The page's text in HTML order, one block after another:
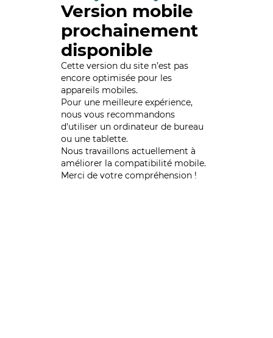
Version mobile
prochainement
disponible
Cette version du site n’est pas
encore optimisée pour les
appareils mobiles.
Pour une meilleure expérience,
nous vous recommandons
d'utiliser un ordinateur de bureau
ou une tablette.
Nous travaillons actuellement à
améliorer la compatibilité mobile.
Merci de votre compréhension !